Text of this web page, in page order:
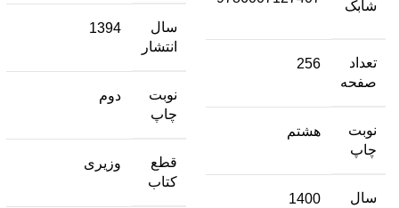
شابک
تعداد
صفحه
256
نوبت
چاپ
هشتم
سال
1400
سال
انتشار
1394
نوبت
چاپ
دوم
قطع
کتاب
وزیری